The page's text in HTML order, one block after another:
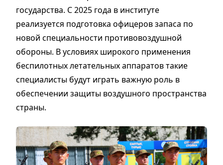
государства. С 2025 года в институте
реализуется подготовка офицеров запаса по
новой специальности противовоздушной
обороны. В условиях широкого применения
беспилотных летательных аппаратов такие
специалисты будут играть важную роль в
обеспечении защиты воздушного пространства
страны.